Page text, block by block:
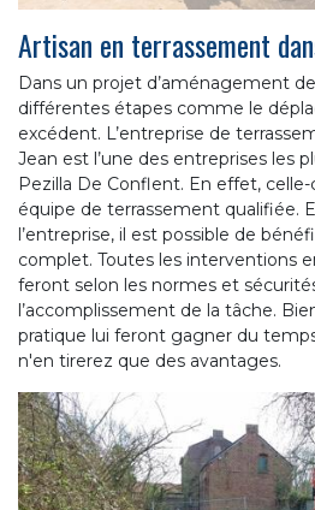
Artisan en terrassement
Dans un projet d’aménagement
différentes étapes comme le
excédent. L’entreprise de
Jean est l’une des entreprises les
Pezilla De Conflent. En effet,
équipe de terrassement qualifiée.
l’entreprise, il est possible de
complet. Toutes les interventions
feront selon les normes et
l’accomplissement de la tâche.
pratique lui feront gagner du
n'en tirerez que des avantages.